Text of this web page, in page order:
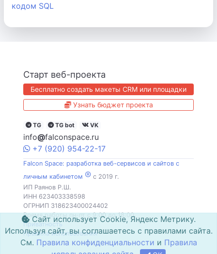
кодом SQL
Старт веб-проекта
Бесплатно создать макеты CRM или площадки
Узнать бюджет проекта
TG TG bot VK
info@falconspace.ru
+7 (920) 954-22-17
Falcon Space: разработка веб-сервисов и сайтов с
личным кабинетом ® c 2019 г.
ИП Раянов Р.Ш.
ИНН 623403338598
ОГРНИП 318623400024402
Время работы пн-пт с 9:00 до 18:00
Приватность
Правила использования
Сайт использует Cookie, Яндекс Метрику.
Используя сайт, вы соглашаетесь с правилами сайта.
См. Правила конфиденциальности и Правила